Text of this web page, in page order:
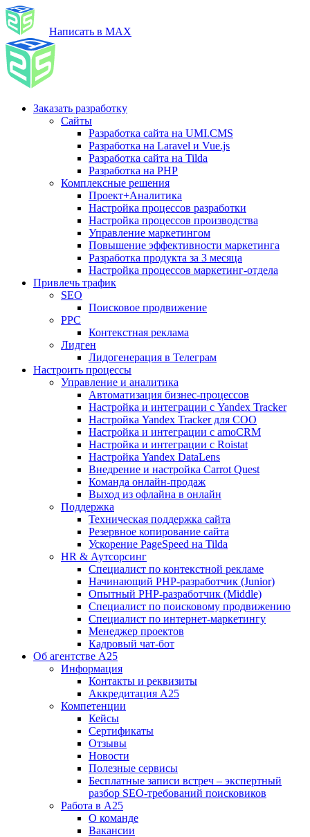
Написать в MAX
Заказать разработку
Сайты
Разработка сайта на UMI.CMS
Разработка на Laravel и Vue.js
Разработка сайта на Tilda
Разработка на PHP
Комплексные решения
Проект+Аналитика
Настройка процессов разработки
Настройка процессов производства
Управление маркетингом
Повышение эффективности маркетинга
Разработка продукта за 3 месяца
Настройка процессов маркетинг-отдела
Привлечь трафик
SEO
Поисковое продвижение
PPC
Контекстная реклама
Лидген
Лидогенерация в Телеграм
Настроить процессы
Управление и аналитика
Автоматизация бизнес-процессов
Настройка и интеграции с Yandex Tracker
Настройка Yandex Tracker для СОО
Настройка и интеграции с amoCRM
Настройка и интеграции с Roistat
Настройка Yandex DataLens
Внедрение и настройка Carrot Quest
Команда онлайн-продаж
Выход из офлайна в онлайн
Поддержка
Техническая поддержка сайта
Резервное копирование сайта
Ускорение PageSpeed на Tilda
HR & Аутсорсинг
Специалист по контекстной рекламе
Начинающий PHP-разработчик (Junior)
Опытный PHP-разработчик (Middle)
Специалист по поисковому продвижению
Специалист по интернет-маркетингу
Менеджер проектов
Кадровый чат-бот
Об агентстве А25
Информация
Контакты и реквизиты
Аккредитация А25
Компетенции
Кейсы
Сертификаты
Отзывы
Новости
Полезные сервисы
Бесплатные записи встреч – экспертный
разбор SEO-требований поисковиков
Работа в А25
О команде
Вакансии